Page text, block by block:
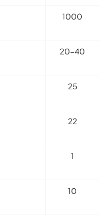
1000
20-40
25
22
1
10